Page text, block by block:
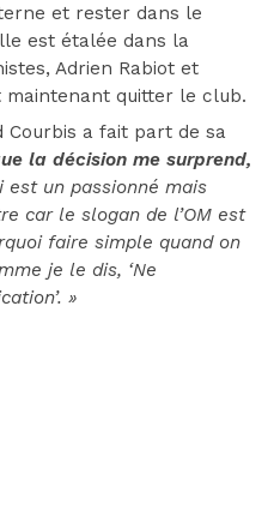
et rester dans le
est étalée dans la
Adrien Rabiot et
maintenant quitter le club.
Courbis a fait part de sa
la décision me surprend,
est un passionné mais
car le slogan de l’OM est
faire simple quand on
je le dis, ‘Ne
»